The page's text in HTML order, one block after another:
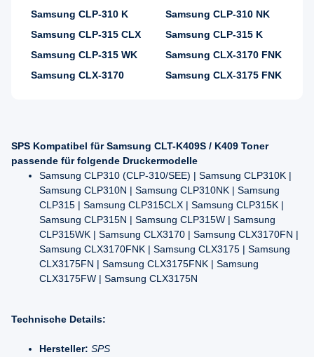
Samsung CLP-310 K
Samsung CLP-310 NK
Samsung CLP-315 CLX
Samsung CLP-315 K
Samsung CLP-315 WK
Samsung CLX-3170 FNK
Samsung CLX-3170
Samsung CLX-3175 FNK
SPS Kompatibel für Samsung CLT-K409S / K409 Toner
passende für folgende Druckermodelle
Samsung CLP310 (CLP-310/SEE) | Samsung CLP310K |
Samsung CLP310N | Samsung CLP310NK | Samsung
CLP315 | Samsung CLP315CLX | Samsung CLP315K |
Samsung CLP315N | Samsung CLP315W | Samsung
CLP315WK | Samsung CLX3170 | Samsung CLX3170FN |
Samsung CLX3170FNK | Samsung CLX3175 | Samsung
CLX3175FN | Samsung CLX3175FNK | Samsung
CLX3175FW | Samsung CLX3175N
Technische Details:
Hersteller: SPS